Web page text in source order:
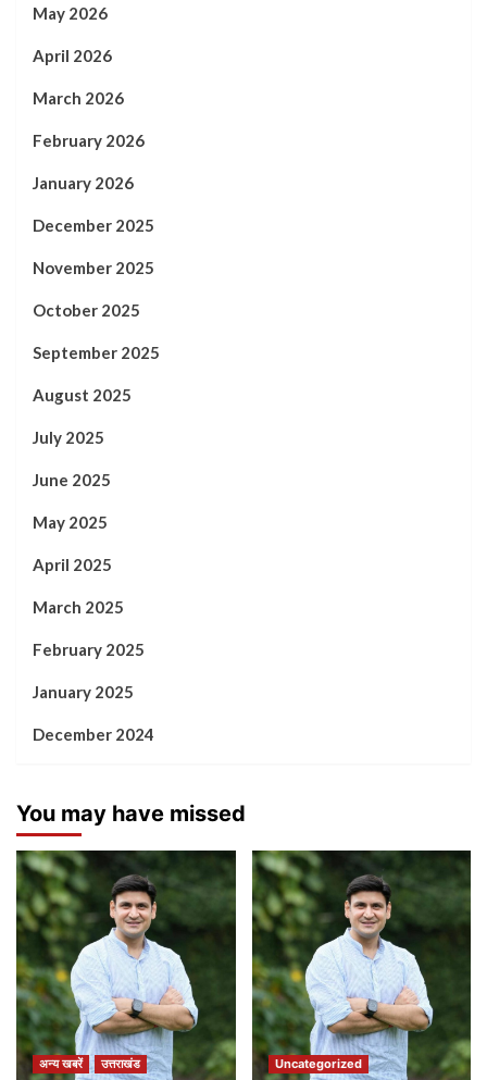
May 2026
April 2026
March 2026
February 2026
January 2026
December 2025
November 2025
October 2025
September 2025
August 2025
July 2025
June 2025
May 2025
April 2025
March 2025
February 2025
January 2025
December 2024
You may have missed
अन्य खबरें उत्तराखंड Uncategorized